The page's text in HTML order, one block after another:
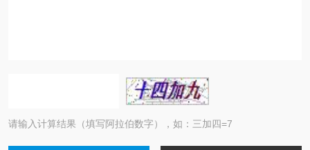
请输入计算结果（填写阿拉伯数字），如：三加四=7